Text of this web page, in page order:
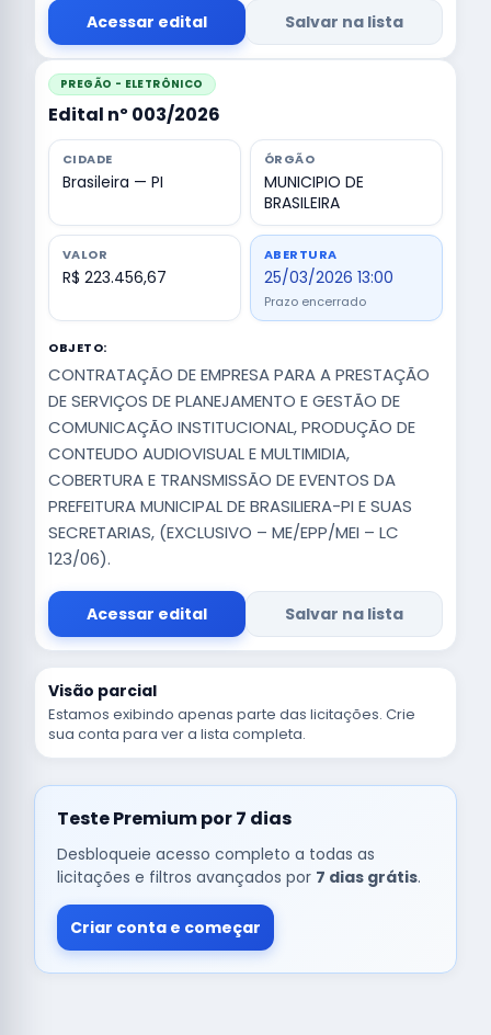
Acessar edital Salvar na lista
PREGÃO - ELETRÔNICO
Edital nº 003/2026
CIDADE
Brasileira — PI
ÓRGÃO
MUNICIPIO DE
BRASILEIRA
VALOR
R$ 223.456,67
ABERTURA
25/03/2026 13:00
Prazo encerrado
OBJETO:
CONTRATAÇÃO DE EMPRESA PARA A PRESTAÇÃO
DE SERVIÇOS DE PLANEJAMENTO E GESTÃO DE
COMUNICAÇÃO INSTITUCIONAL, PRODUÇÃO DE
CONTEUDO AUDIOVISUAL E MULTIMIDIA,
COBERTURA E TRANSMISSÃO DE EVENTOS DA
PREFEITURA MUNICIPAL DE BRASILIERA-PI E SUAS
SECRETARIAS, (EXCLUSIVO – ME/EPP/MEI – LC
123/06).
Acessar edital Salvar na lista
Visão parcial
Estamos exibindo apenas parte das licitações. Crie
sua conta para ver a lista completa.
Teste Premium por 7 dias
Desbloqueie acesso completo a todas as
licitações e filtros avançados por 7 dias grátis.
Criar conta e começar